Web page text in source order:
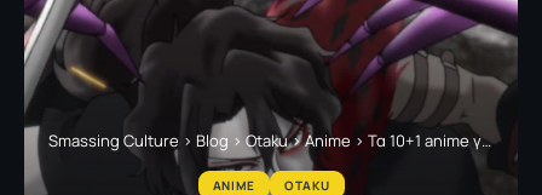
Smassing Culture > Blog > Otaku>Anime > Τα 10+1 anime για τo τωρα και το μετά μιας πανδημίας
ANIME OTAKU